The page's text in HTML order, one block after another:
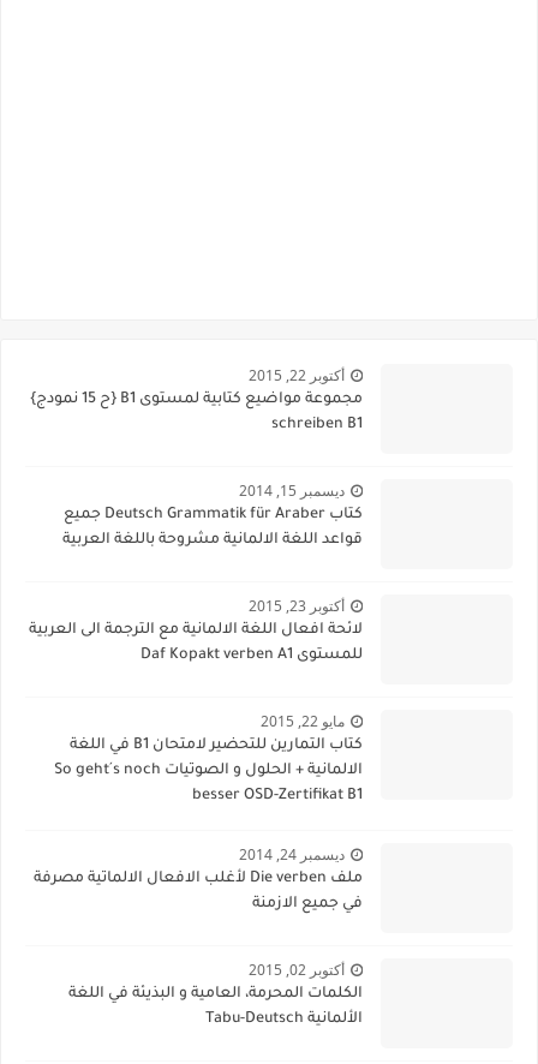
أكتوبر 22, 2015
مجموعة مواضيع كتابية لمستوى B1 {ح 15 نمودج}
schreiben B1
ديسمبر 15, 2014
كتاب Deutsch Grammatik für Araber جميع
قواعد اللغة الالمانية مشروحة باللغة العربية
أكتوبر 23, 2015
لائحة افعال اللغة الالمانية مع الترجمة الى العربية
للمستوى Daf Kopakt verben A1
مايو 22, 2015
كتاب التمارين للتحضير لامتحان B1 في اللغة
الالمانية + الحلول و الصوتيات So geht´s noch
besser OSD-Zertifikat B1
ديسمبر 24, 2014
ملف Die verben لأغلب الافعال الالماتية مصرفة
في جميع الازمنة
أكتوبر 02, 2015
الكلمات المحرمة، العامية و البذيئة في اللغة
الألمانية Tabu-Deutsch